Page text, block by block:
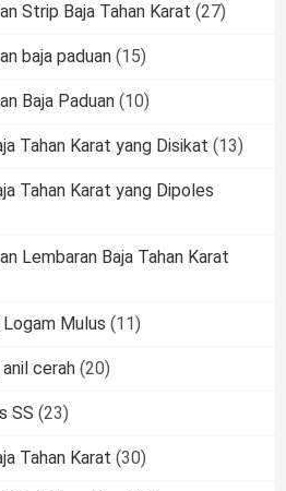
Strip Baja Tahan Karat (27)
baja paduan (15)
Baja Paduan (10)
Tahan Karat yang Disikat (13)
Tahan Karat yang Dipoles
Lembaran Baja Tahan Karat
Mulus (11)
cerah (20)
SS (23)
Tahan Karat (30)